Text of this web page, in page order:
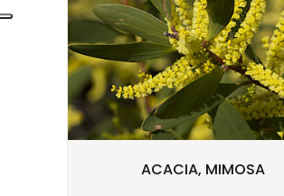
ACACIA, MIMOSA